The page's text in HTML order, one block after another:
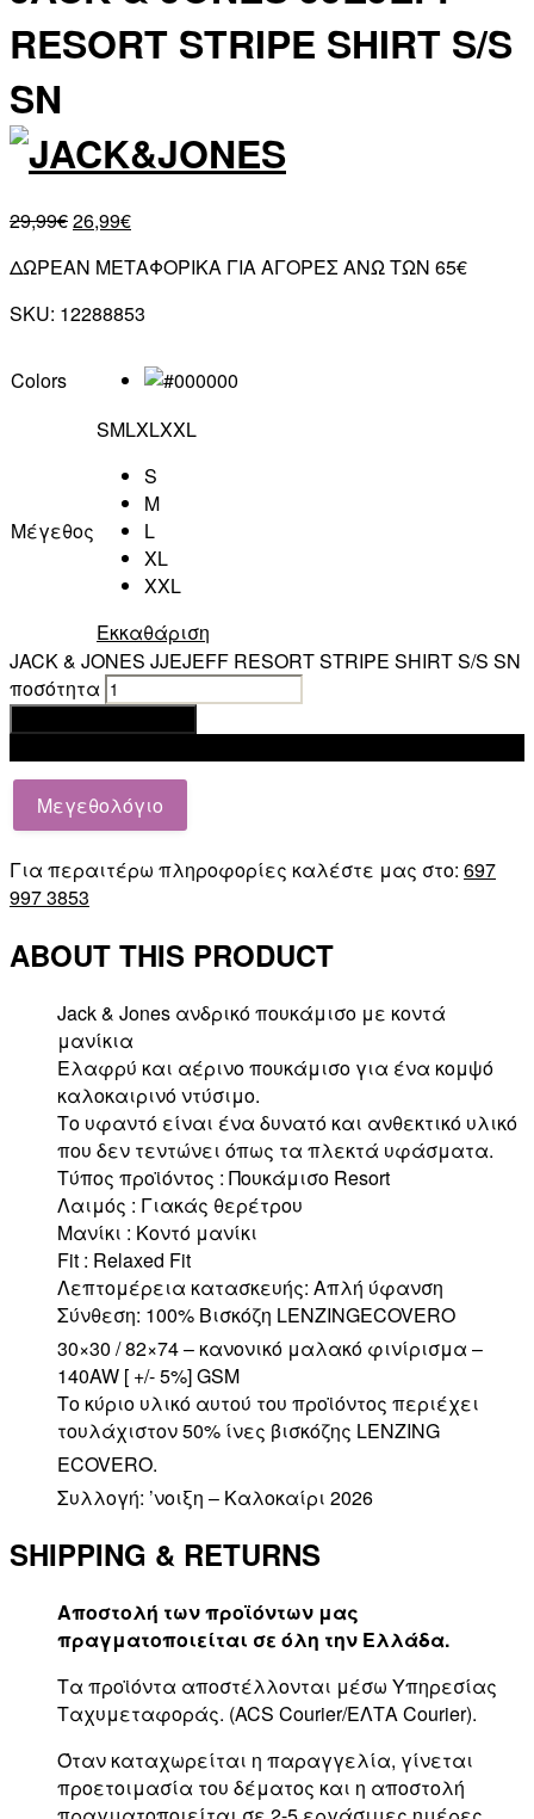
RESORT STRIPE SHIRT S/S
SN
29,99€26,99€
ΔΩΡΕΑΝ ΜΕΤΑΦΟΡΙΚΑ ΓΙΑ ΑΓΟΡΕΣ ΑΝΩ ΤΩΝ 65€
SKU: 12288853
Colors
Μέγεθος
SMLXLXXL
S
M
L
XL
XXL
Εκκαθάριση
JACK & JONES JJEJEFF RESORT STRIPE SHIRT S/S SN
ποσότητα
Μεγεθολόγιο
Για περαιτέρω πληροφορίες καλέστε μας στο: 697
997 3853
ABOUT THIS PRODUCT
Jack & Jones ανδρικό πουκάμισο με κοντά
μανίκια
Ελαφρύ και αέρινο πουκάμισο για ένα κομψό
καλοκαιρινό ντύσιμο.
Το υφαντό είναι ένα δυνατό και ανθεκτικό υλικό
που δεν τεντώνει όπως τα πλεκτά υφάσματα.
Τύπος προϊόντος : Πουκάμισο Resort
Λαιμός : Γιακάς θερέτρου
Μανίκι : Κοντό μανίκι
Fit : Relaxed Fit
Λεπτομέρεια κατασκευής: Απλή ύφανση
Σύνθεση: 100% Βισκόζη LENZINGECOVERO
30×30 / 82×74 – κανονικό μαλακό φινίρισμα –
140AW [ +/- 5%] GSM
Το κύριο υλικό αυτού του προϊόντος περιέχει
τουλάχιστον 50% ίνες βισκόζης LENZING
ECOVERO.
Συλλογή: ’νοιξη – Καλοκαίρι 2026
SHIPPING & RETURNS
Αποστολή των προϊόντων μας
πραγματοποιείται σε όλη την Ελλάδα.
Τα προϊόντα αποστέλλονται μέσω Υπηρεσίας
Ταχυμεταφοράς. (ACS Courier/ΕΛΤΑ Courier).
Όταν καταχωρείται η παραγγελία, γίνεται
προετοιμασία του δέματος και η αποστολή